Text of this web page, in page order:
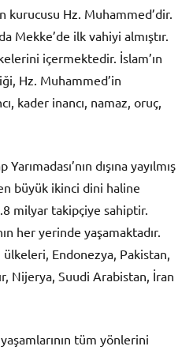
kurucusu Hz. Muhammed’dir.
Mekke’de ilk vahiyi almıştır.
içermektedir. İslam’ın
Hz. Muhammed’in
kader inancı, namaz, oruç,
dışına yayılmış
büyük ikinci dini haline
milyar takipçiye sahiptir.
her yerinde yaşamaktadır.
ülkeleri, Endonezya, Pakistan,
Nijerya, Suudi Arabistan, İran
tüm yönlerini